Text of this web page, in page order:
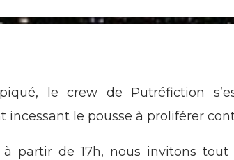
le crew de Putréfiction
le pousse à proliférer
partir de 17h, nous invitons